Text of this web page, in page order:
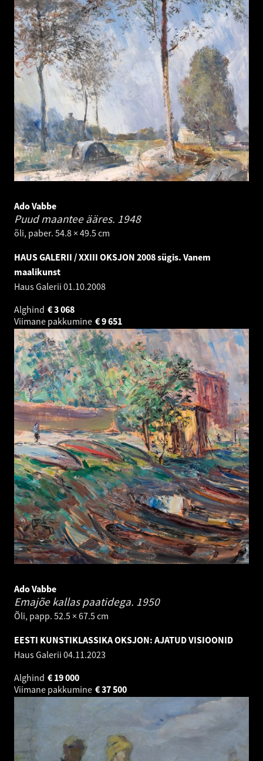
Ado Vabbe
Puud maantee ääres. 1948
õli, paber. 54.8 × 49.5 cm
HAUS GALERII / XXIII OKSJON 2008 sügis. Vanem
maalikunst
Haus Galerii 01.10.2008
Alghind
3 068
€
Viimane pakkumine
9 651
€
Ado Vabbe
Emajõe kallas paatidega. 1950
Õli, papp. 52.5 × 67.5 cm
EESTI KUNSTIKLASSIKA OKSJON: AJATUD VISIOONID
Haus Galerii 04.11.2023
Alghind
19 000
€
Viimane pakkumine
37 500
€